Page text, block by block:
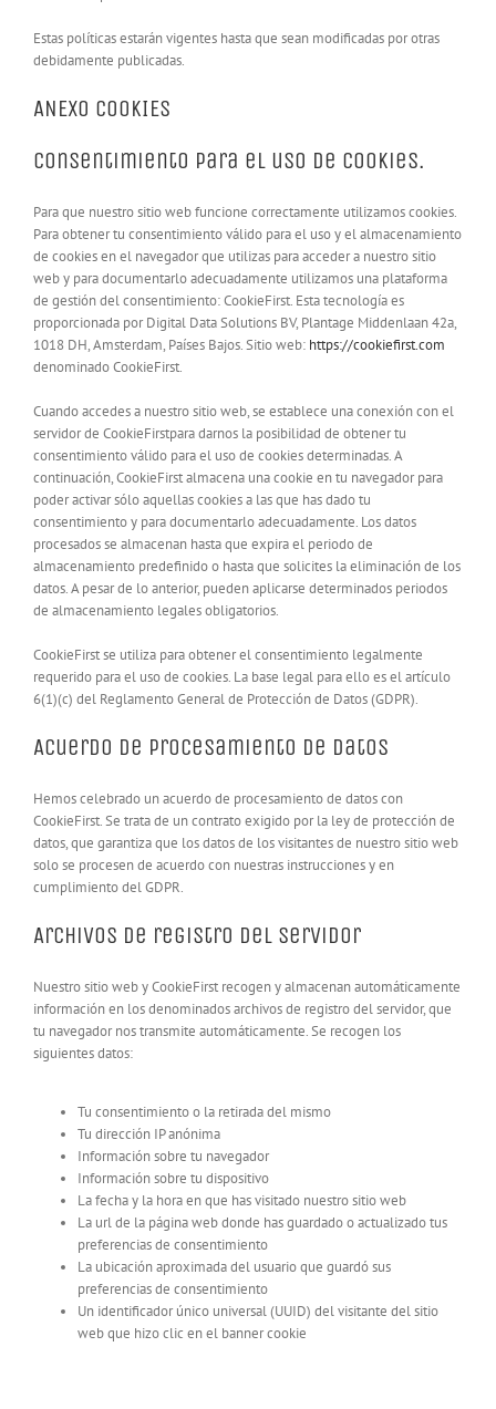
Estas políticas estarán vigentes hasta que sean modificadas por otras
debidamente publicadas.
ANEXO COOKIES
Consentimiento para el uso de cookies.
Para que nuestro sitio web funcione correctamente utilizamos cookies.
Para obtener tu consentimiento válido para el uso y el almacenamiento
de cookies en el navegador que utilizas para acceder a nuestro sitio
web y para documentarlo adecuadamente utilizamos una plataforma
de gestión del consentimiento: CookieFirst. Esta tecnología es
proporcionada por Digital Data Solutions BV, Plantage Middenlaan 42a,
1018 DH, Amsterdam, Países Bajos. Sitio web: https://cookiefirst.com
denominado CookieFirst.
Cuando accedes a nuestro sitio web, se establece una conexión con el
servidor de CookieFirstpara darnos la posibilidad de obtener tu
consentimiento válido para el uso de cookies determinadas. A
continuación, CookieFirst almacena una cookie en tu navegador para
poder activar sólo aquellas cookies a las que has dado tu
consentimiento y para documentarlo adecuadamente. Los datos
procesados se almacenan hasta que expira el periodo de
almacenamiento predefinido o hasta que solicites la eliminación de los
datos. A pesar de lo anterior, pueden aplicarse determinados periodos
de almacenamiento legales obligatorios.
CookieFirst se utiliza para obtener el consentimiento legalmente
requerido para el uso de cookies. La base legal para ello es el artículo
6(1)(c) del Reglamento General de Protección de Datos (GDPR).
Acuerdo de procesamiento de datos
Hemos celebrado un acuerdo de procesamiento de datos con
CookieFirst. Se trata de un contrato exigido por la ley de protección de
datos, que garantiza que los datos de los visitantes de nuestro sitio web
solo se procesen de acuerdo con nuestras instrucciones y en
cumplimiento del GDPR.
Archivos de registro del servidor
Nuestro sitio web y CookieFirst recogen y almacenan automáticamente
información en los denominados archivos de registro del servidor, que
tu navegador nos transmite automáticamente. Se recogen los
siguientes datos:
Tu consentimiento o la retirada del mismo
Tu dirección IP anónima
Información sobre tu navegador
Información sobre tu dispositivo
La fecha y la hora en que has visitado nuestro sitio web
La url de la página web donde has guardado o actualizado tus
preferencias de consentimiento
La ubicación aproximada del usuario que guardó sus
preferencias de consentimiento
Un identificador único universal (UUID) del visitante del sitio
web que hizo clic en el banner cookie